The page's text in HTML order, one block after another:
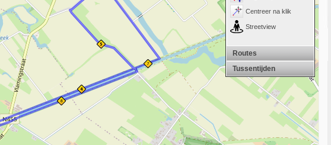
Centreer na klik
Streetview
Routes
Tussentijden